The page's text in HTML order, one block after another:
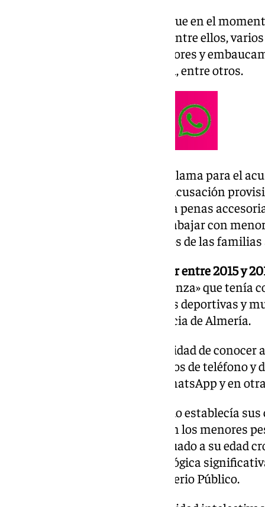
achaca al acusado, que en el
una quincena de delitos, entre ellos,
difusión de pornografía en menores y
encuentro con propósito sexual, entre otros.
En total, el Ministerio Fiscal reclama para el
prisión, conforme el escrito de acusación
Press, en el que además reclama penas
vigilada y la imposibilidad de trabajar con
para dos de las
Los hechos habrían tenido lugar entre 2015 y
servido de la «posición de confianza» que tenía
familias debido a las actividades deportivas y
en distintos clubes de la provincia de Almería.
Esta situación le dio la oportunidad de conocer
con los que intercambió números de teléfono y
chatear con ellos a través de WhatsApp y en
La Fiscalía señala que el acusado establecía
«exclusivamente libidinoso» con los menores
desarrollo emocional era «adecuado a su edad
el mismo alteración psicopatológica
periciales que maneja el Ministerio Público.